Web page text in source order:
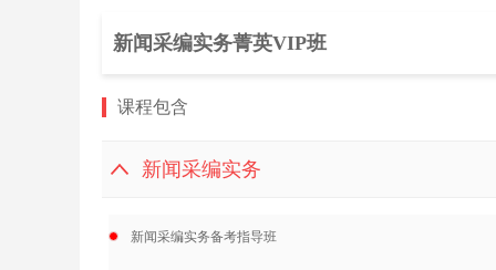
新闻采编实务菁英VIP班
课程包含
新闻采编实务
新闻采编实务备考指导班